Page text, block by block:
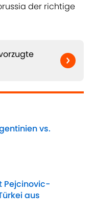
der richtige
vs.
Date
Pejcinovic-
aus
Date